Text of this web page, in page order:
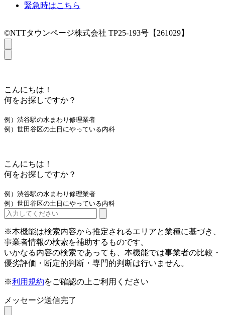
緊急時はこちら
©NTTタウンページ株式会社 TP25-193号【261029】
こんにちは！
何をお探しですか？
例）渋谷駅の水まわり修理業者
例）世田谷区の土日にやっている内科
こんにちは！
何をお探しですか？
例）渋谷駅の水まわり修理業者
例）世田谷区の土日にやっている内科
※本機能は検索内容から推定されるエリアと業種に基づき、
事業者情報の検索を補助するものです。
いかなる内容の検索であっても、本機能では事業者の比較・
優劣評価・断定的判断・専門的判断は行いません。
※利用規約をご確認の上ご利用ください
メッセージ送信完了